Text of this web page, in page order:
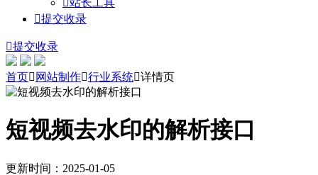
站长工具
提交收录
提交收录
首页 网站制作行业系统详情页
短视频去水印的解析接口
更新时间：2025-01-05